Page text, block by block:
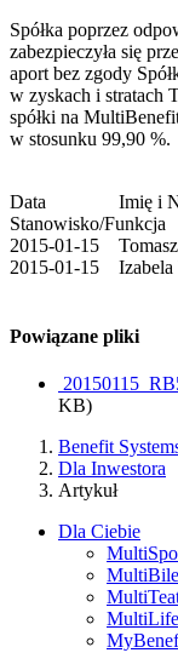
Spółka poprzez
zabezpieczyła się
aport bez zgody
w zyskach i stratach
spółki na
w stosunku 99,90 %.
Data
Stanowisko/Funkcja
2015-01-15
2015-01-15 Izabela
Powiązane pliki
KB)
Benefit
Dla Inwestora
Artykuł
Dla Ciebie
MultiLife